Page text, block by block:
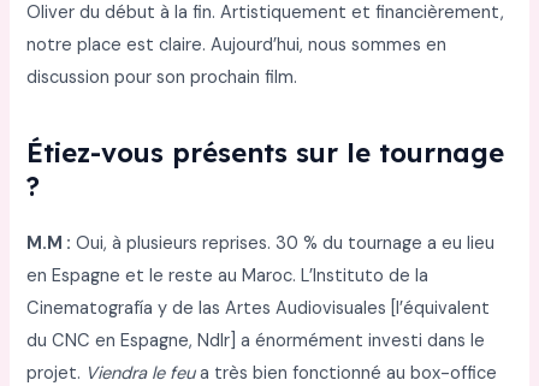
Oliver du début à la fin. Artistiquement et financièrement,
notre place est claire. Aujourd’hui, nous sommes en
discussion pour son prochain film.
Étiez-vous présents sur le tournage
?
M.M : Oui, à plusieurs reprises. 30 % du tournage a eu lieu
en Espagne et le reste au Maroc. L’Instituto de la
Cinematografía y de las Artes Audiovisuales [l’équivalent
du CNC en Espagne, Ndlr] a énormément investi dans le
projet. Viendra le feua très bien fonctionné au box-office